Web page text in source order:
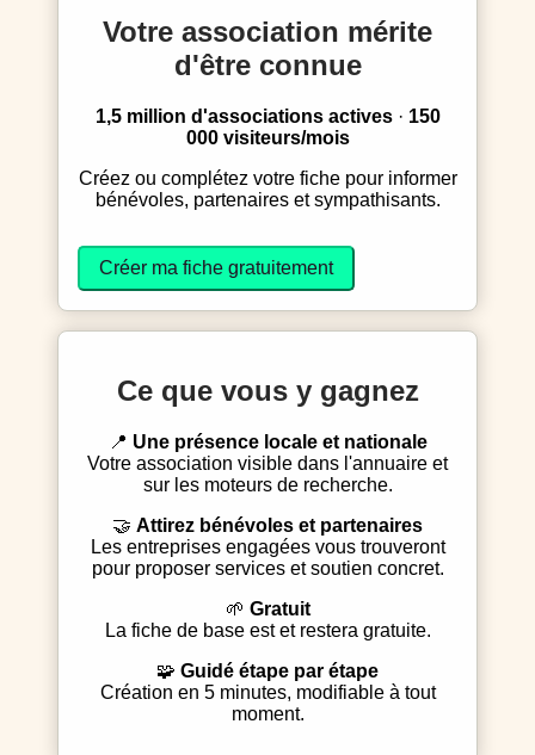
Votre association mérite
d'être connue
1,5 million d'associations actives· 150
000 visiteurs/mois
Créez ou complétez votre fiche pour informer
bénévoles, partenaires et sympathisants.
Créer ma fiche gratuitement
Ce que vous y gagnez
Une présence locale et nationale
Votre association visible dans l'annuaire et
sur les moteurs de recherche.
Attirez bénévoles et partenaires
Les entreprises engagées vous trouveront
pour proposer services et soutien concret.
Gratuit
La fiche de base est et restera gratuite.
Guidé étape par étape
Création en 5 minutes, modifiable à tout
moment.